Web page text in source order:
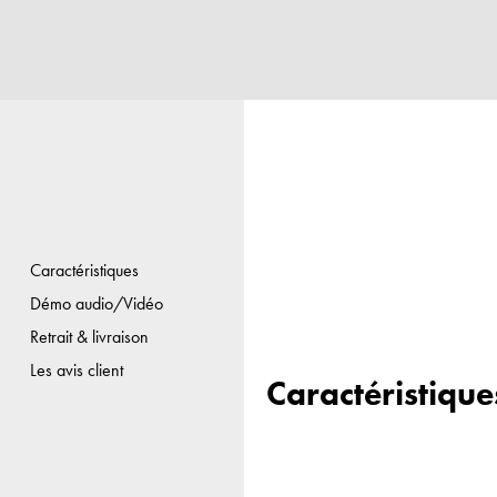
Caractéristiques
Démo audio/Vidéo
Retrait & livraison
Les avis client